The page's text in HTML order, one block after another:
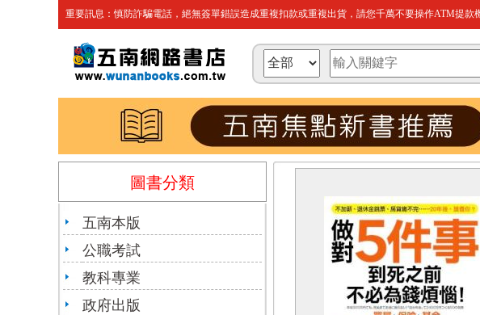
重要訊息：慎防詐騙電話，絕無簽單錯誤造成重複扣款或重複出貨，請您千萬不要操作ATM提款
圖書分類
五南本版
公職考試
教科專業
政府出版